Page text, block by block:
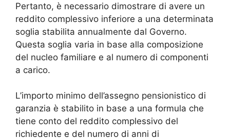
Pertanto, è necessario dimostrare di avere un
reddito complessivo inferiore a una determinata
soglia stabilita annualmente dal Governo.
Questa soglia varia in base alla composizione
del nucleo familiare e al numero di componenti
a carico.
L’importo minimo dell’assegno pensionistico di
garanzia è stabilito in base a una formula che
tiene conto del reddito complessivo del
richiedente e del numero di anni di